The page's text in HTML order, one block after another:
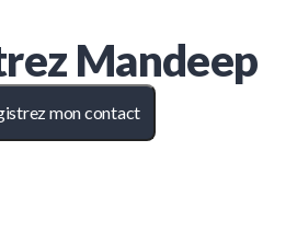
Mandeep
mon contact